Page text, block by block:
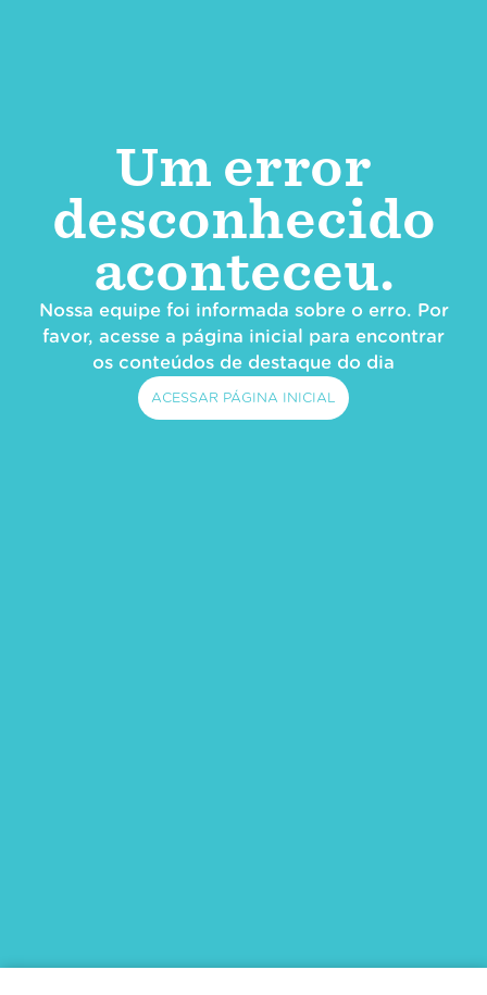
Um error
desconhecido
aconteceu.
Nossa equipe foi informada sobre o erro. Por
favor, acesse a página inicial para encontrar
os conteúdos de destaque do dia
ACESSAR PÁGINA INICIAL